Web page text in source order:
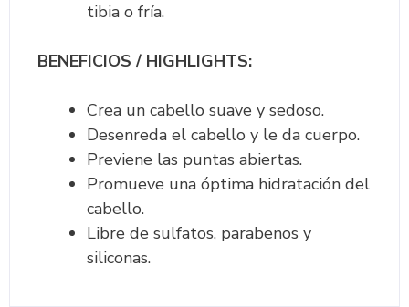
tibia o fría.
BENEFICIOS / HIGHLIGHTS:
Crea un cabello suave y sedoso.
Desenreda el cabello y le da cuerpo.
Previene las puntas abiertas.
Promueve una óptima hidratación del
cabello.
Libre de sulfatos, parabenos y
siliconas.